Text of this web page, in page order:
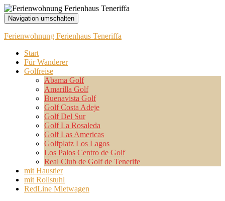
Navigation umschalten
Ferienwohnung Ferienhaus Teneriffa
Start
Für Wanderer
Golfreise
Abama Golf
Amarilla Golf
Buenavista Golf
Golf Costa Adeje
Golf Del Sur
Golf La Rosaleda
Golf Las Americas
Golfplatz Los Lagos
Los Palos Centro de Golf
Real Club de Golf de Tenerife
mit Haustier
mit Rollstuhl
RedLine Mietwagen